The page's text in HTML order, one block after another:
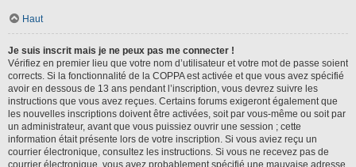
Haut
Je suis inscrit mais je ne peux pas me connecter !
Vérifiez en premier lieu que votre nom d’utilisateur et votre mot de passe soient
corrects. Si la fonctionnalité de la COPPA est activée et que vous avez spécifié
avoir en dessous de 13 ans pendant l’inscription, vous devrez suivre les
instructions que vous avez reçues. Certains forums exigeront également que
les nouvelles inscriptions doivent être activées, soit par vous-même ou soit par
un administrateur, avant que vous puissiez ouvrir une session ; cette
information était présente lors de votre inscription. Si vous aviez reçu un
courrier électronique, consultez les instructions. Si vous ne recevez pas de
courrier électronique, vous avez probablement spécifié une mauvaise adresse